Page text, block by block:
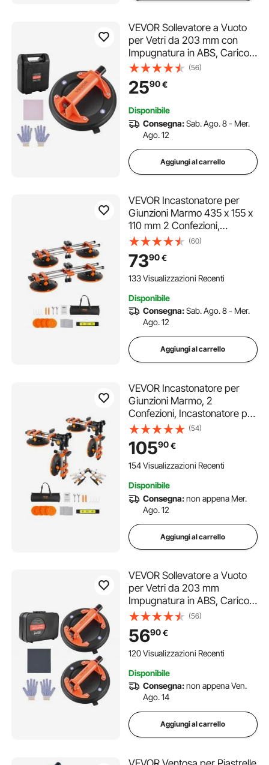
VEVOR Sollevatore a Vuoto
per Vetri da 203 mm con
Impugnatura in ABS, Carico
di 180 kg, Utensile a Ventosa
per Piastrelle con Custodia
per il Trasporto per Sollevare
Dimensioni
(56)
2590€
Disponibile
Consegna:Sab. Ago. 8 - Mer.
Ago. 12
Aggiungi al carrello
VEVOR Incastonatore per
Giunzioni Marmo 435 x 155 x
110 mm 2 Confezioni,
posizionatore per giunti in
granito con Ventose a Vuoto
da 152 mm giuntatrice per
giunti e livellamento,
(60)
7390€
133 Visualizzazioni Recenti
Disponibile
Consegna:Sab. Ago. 8 - Mer.
Ago. 12
Aggiungi al carrello
VEVOR Incastonatore per
Giunzioni Marmo, 2
Confezioni, Incastonatore per
Piastrelle con Ventose a
Vuoto da 152 mm Giuntatrice
per Giunzioni e Livellamento
delle Giunzioni, Regolabile da
(54)
10590€
154 Visualizzazioni Recenti
Disponibile
Consegna:non appena Mer.
Ago. 12
Aggiungi al carrello
VEVOR Sollevatore a Vuoto
per Vetri da 203 mm
Impugnatura in ABS, Carico
di 195 kg, Utensile a Ventosa
per Piastrelle con Custodia
per Trasporto per Sollevare
Piastrelle di Grandi
(56)
5690€
120 Visualizzazioni Recenti
Disponibile
Consegna:non appena Ven.
Ago. 14
Aggiungi al carrello